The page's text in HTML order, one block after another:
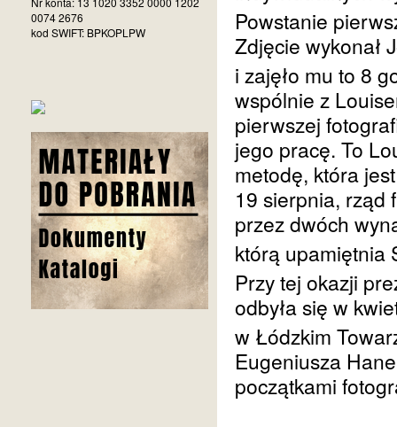
Powstanie
Zdjęcie wykonał
i zajęło mu to 8
wspólnie z
pierwszej
jego pracę. To
metodę, która
19 sierpnia, rząd
przez dwóch
którą upamiętnia
Przy tej okazji
odbyła się w
w Łódzkim
Eugeniusza
początkami
0074 2676
kod SWIFT: BPKOPLPW